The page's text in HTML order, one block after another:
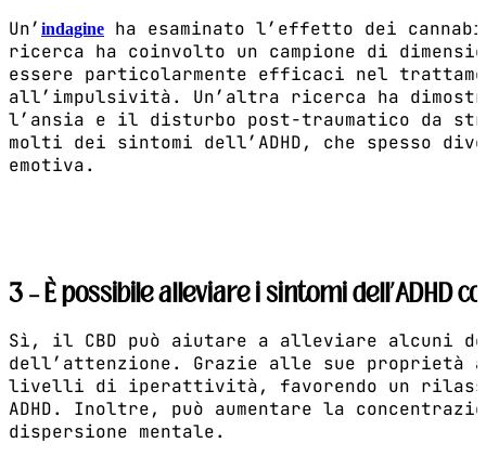
Un’ indagine
ha esaminato l’effetto dei
ricerca ha coinvolto un campione di
essere particolarmente efficaci nel
all’impulsività. Un’altra ricerca ha
l’ansia e il disturbo post-traumatico da
molti dei sintomi dell’ADHD, che spesso
emotiva.
3 – È possibile alleviare i sintomi dell’ADHD
Sì, il CBD può aiutare a alleviare alcuni
dell’attenzione. Grazie alle sue
livelli di iperattività, favorendo un
ADHD. Inoltre, può aumentare la
dispersione mentale.